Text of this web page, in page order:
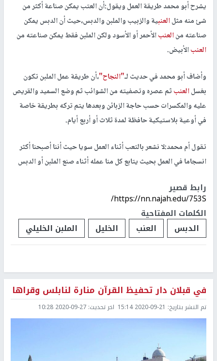
يشرح أبو محمد طريقة العمل ويقول:أن العتب يمكن صناعة أكثر من
شئ منه مثلالعنبية والزبيب والملبن والدبس،حيث أن الدبس يمكن
صناعته منالعنبالأحمر أو الأسود ولكن الملبن فقط يمكن صناعته من
العنبالأبيض.
وأضاف أبو محمد في حديث لـ"النجاح"،أن طريقة عمل الملبن تكون
بغسلالعنبثم عصره وتصفيته من الشوائب ثم وضع السميد والقريص
عليه والمكسرات حسب حاجة الزبائن وبعدها يتم تركه بطريقة خاصة
في أوعية بلاستيكية حافظة لمدة ثلاث أو أربع أيام.
تقول أم محمد:لا نشعر بالتعب أثناء العمل سويا حيث أننا أصبحنا أكثر
انسجاما في العمل بحيث يتابع كل منا عمله أثناء صنع الملبن أو الدبس
رابط قصير
https://nn.najah.edu/753S/
الكلمات المفتاحية
الدبس
العنب الخليل الملبن الخليلي
في قبلان دار تحفيظ القرآن منارة لنابلس وقراها
تم النشر بتاريخ: 2020-09-21 15:14 اخر تحديث: 2020-09-27 10:28